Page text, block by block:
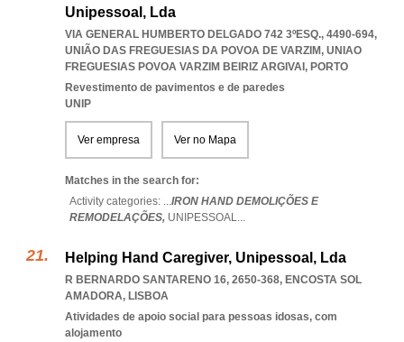
Unipessoal, Lda
VIA GENERAL HUMBERTO DELGADO 742 3ºESQ., 4490-694,
UNIÃO DAS FREGUESIAS DA POVOA DE VARZIM, UNIAO
FREGUESIAS POVOA VARZIM BEIRIZ ARGIVAI , PORTO
Revestimento de pavimentos e de paredes
UNIP
Ver empresa Ver no Mapa
Matches in the search for:
Activity categories: ...IRON HAND DEMOLIÇÕES E
REMODELAÇÕES, UNIPESSOAL...
Helping Hand Caregiver, Unipessoal, Lda
R BERNARDO SANTARENO 16, 2650-368, ENCOSTA SOL
AMADORA, LISBOA
Atividades de apoio social para pessoas idosas, com
alojamento